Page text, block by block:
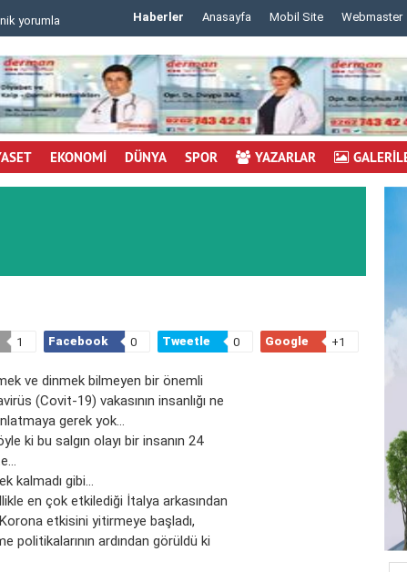
Haberler Anasayfa Mobil Site Webmaster
EKONOMİ DÜNYA SPOR YAZARLAR
1 Facebook 0 Tweetle 0 Google +1
ve dinmek bilmeyen bir önemli
(Covit-19) vakasının insanlığı ne
gerek yok…
ki bu salgın olayı bir insanın 24
kalmadı gibi…
en çok etkilediği İtalya arkasından
etkisini yitirmeye başladı,
politikalarının ardından görüldü ki